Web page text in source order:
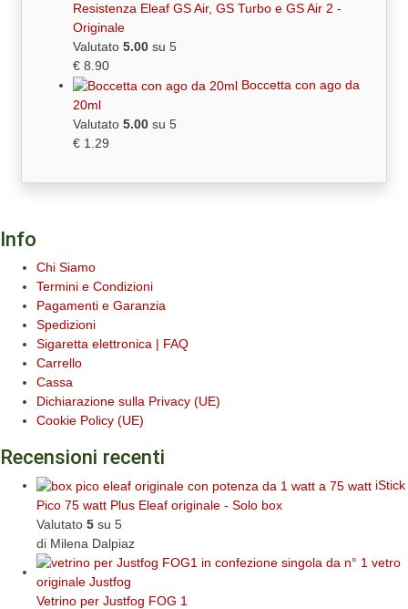
Resistenza Eleaf GS Air, GS Turbo e GS Air 2 -
Originale
Valutato 5.00 su 5
€ 8.90
Boccetta con ago da
20ml
Valutato 5.00 su 5
€ 1.29
Info
Chi Siamo
Termini e Condizioni
Pagamenti e Garanzia
Spedizioni
Sigaretta elettronica | FAQ
Carrello
Cassa
Dichiarazione sulla Privacy (UE)
Cookie Policy (UE)
Recensioni recenti
iStick
Pico 75 watt Plus Eleaf originale - Solo box
Valutato 5 su 5
di Milena Dalpiaz
Vetrino per Justfog FOG 1